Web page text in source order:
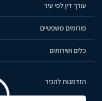
עורך דין לפי עיר
פורומים משפטיים
כלים ושירותים
הזדמנות להכיר